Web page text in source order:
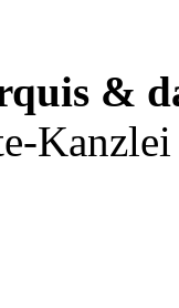
&
Kanzlei